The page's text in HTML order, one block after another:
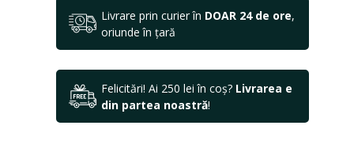
Livrare prin curier în DOAR 24 de ore,
oriunde în țară
Felicitări! Ai 250 lei în coș? Livrarea e
din partea noastră!